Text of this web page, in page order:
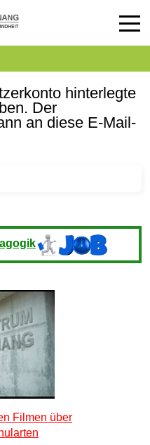
Off-
hinterlegte
Der
an diese E-Mail-
Filmen über